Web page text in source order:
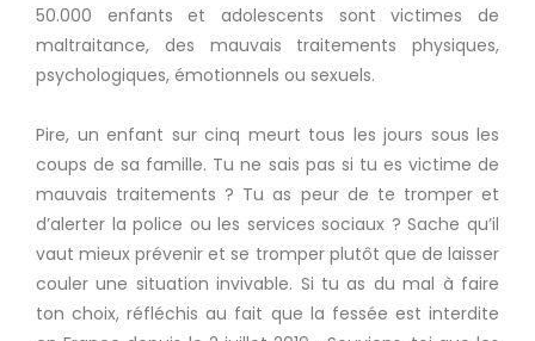
50.000 enfants et adolescents sont victimes de
maltraitance, des mauvais traitements physiques,
psychologiques, émotionnels ou sexuels.
Pire, un enfant sur cinq meurt tous les jours sous les
coups de sa famille. Tu ne sais pas si tu es victime de
mauvais traitements ? Tu as peur de te tromper et
d’alerter la police ou les services sociaux ? Sache qu’il
vaut mieux prévenir et se tromper plutôt que de laisser
couler une situation invivable. Si tu as du mal à faire
ton choix, réfléchis au fait que la fessée est interdite